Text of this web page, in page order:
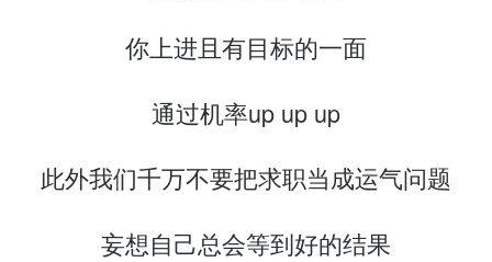
你上进且有目标的一面
通过机率up up up
此外我们千万不要把求职当成运气问题
妄想自己总会等到好的结果